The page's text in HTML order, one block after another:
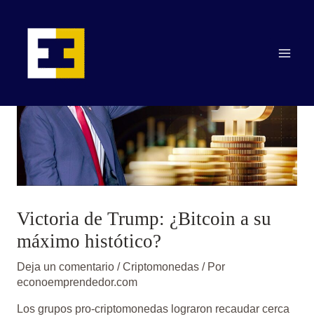
contenido
Victoria de Trump: ¿Bitcoin a su
máximo histótico?
Deja un comentario /Criptomonedas/ Por
econoemprendedor.com
Los grupos pro-criptomonedas lograron recaudar cerca